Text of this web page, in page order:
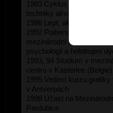
1983 Cyklus \"Divadlo\" -
techniky akvarelem
1986 Lept, akvatinta a
1992 Poitiers (Francie),
mezinárodní účastí. Zájem
psychologii a holotropní
1993, 94 Studium v
centru v Kasterlee (Belgie)
1995 Vedení kurzu
v Antverpách
1998 Účast na
Pardubice